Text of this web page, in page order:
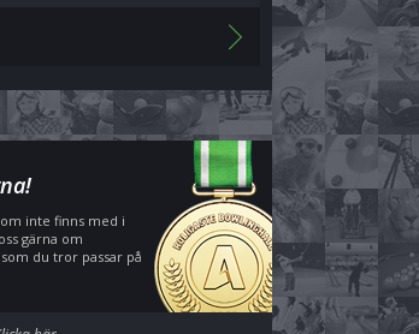
inte finns med i
gärna om
du tror passar på